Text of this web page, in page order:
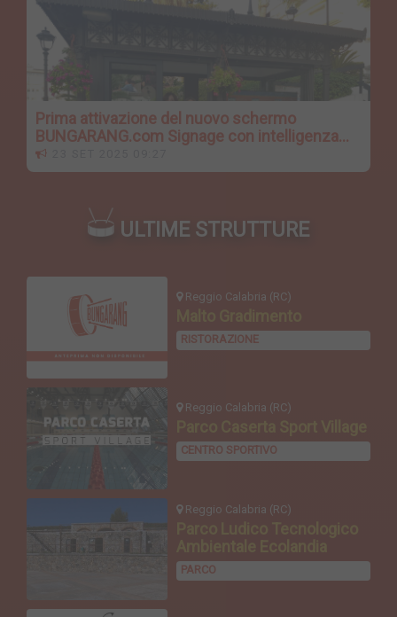
Prima attivazione del nuovo schermo
BUNGARANG.com Signage con intelligenza
artificiale
ULTIME STRUTTURE
Reggio Calabria (RC)
RISTORAZIONE
Reggio Calabria (RC)
CENTRO SPORTIVO
Reggio Calabria (RC)
PARCO